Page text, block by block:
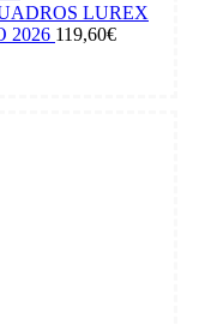
LUREX
2026 119,60€